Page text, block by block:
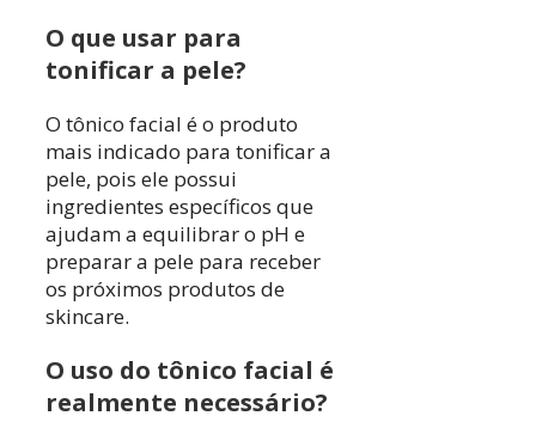
O que usar para
tonificar a pele?
O tônico facial é o produto
mais indicado para tonificar a
pele, pois ele possui
ingredientes específicos que
ajudam a equilibrar o pH e
preparar a pele para receber
os próximos produtos de
skincare.
O uso do tônico facial é
realmente necessário?